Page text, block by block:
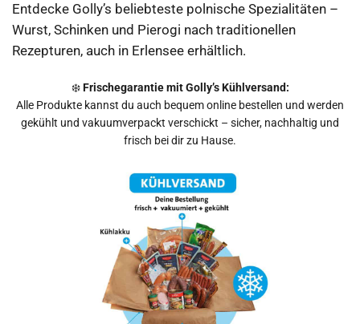
Verkaufszeiten
Donnerstag: 11:40 - 12:05 Uhr
Thomas-Mann-Str. 14
Donnerstag: 12:05 - 12:25 Uhr
Berliner Str. 37
Entdecke Golly’s beliebteste polnische Spezialitäten –
Wurst, Schinken und Pierogi nach traditionellen
Rezepturen, auch in Erlensee erhältlich.
❄️Frischegarantie mit Golly’s Kühlversand:
Alle Produkte kannst du auch bequem online bestellen und werden
gekühlt und vakuumverpackt verschickt – sicher, nachhaltig und
frisch bei dir zu Hause.